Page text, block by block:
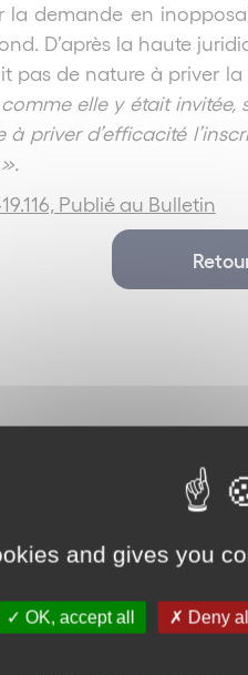
demande en
D’après la haute
pas de nature à priver
elle y était
priver d’efficacité
Publié au Bulletin
Immobilier
and gives you
OK, accept all Deny